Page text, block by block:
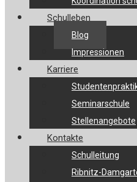
Schulleben
Blog
Impressionen
Karriere
Seminarschule
Stellenangebote
Kontakte
Schulleitung
Ribnitz-